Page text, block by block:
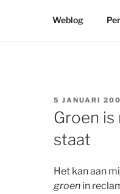
Weblog
GEPLAATST
OP
5 JANUARI
Groen
staat
Het kan aan
groen in